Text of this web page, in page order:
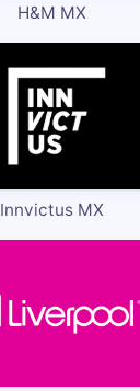
H&M MX
Innvictus MX